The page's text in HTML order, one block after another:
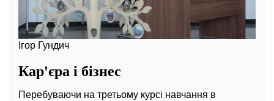
Ігор Гундич
Кар'єра і бізнес
Перебуваючи на третьому курсі навчання в